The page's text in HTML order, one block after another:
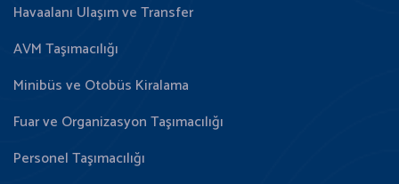
Havaalanı Ulaşım ve Transfer
AVM Taşımacılığı
Minibüs ve Otobüs Kiralama
Fuar ve Organizasyon Taşımacılığı
Personel Taşımacılığı